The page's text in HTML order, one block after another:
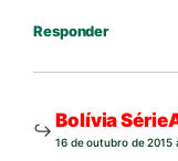
Responder
Bolívia
16 de outubro de 2015